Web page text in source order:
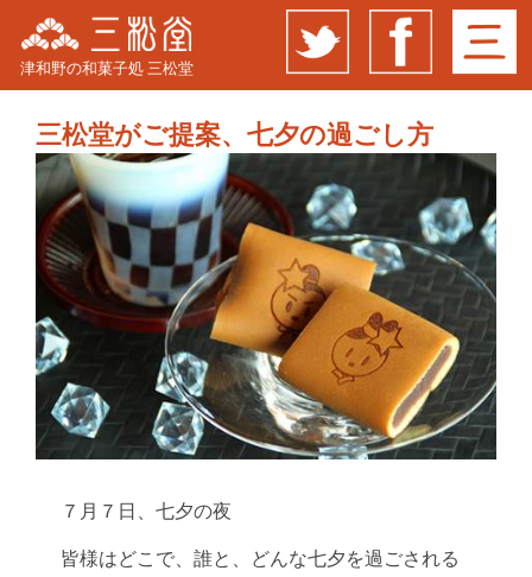
津和野の和菓子処 三松堂
三松堂がご提案、七夕の過ごし方
７月７日、七夕の夜
皆様はどこで、誰と、どんな七夕を過ごされる